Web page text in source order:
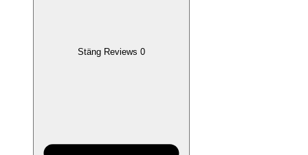
Stäng Reviews 0